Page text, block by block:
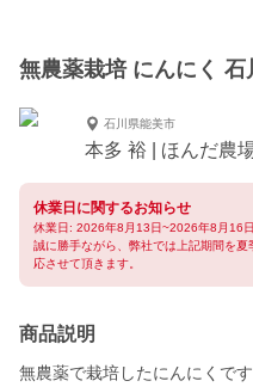
無農薬栽培 にんにく 石
石川県能美市
本多 裕 | ほんだ農
休業日に関するお知らせ
休業日: 2026年8月13日~2026年8月16日
誠に勝手ながら、弊社では上記期間を
応させて頂きます。
商品説明
無農薬で栽培したにんにくです